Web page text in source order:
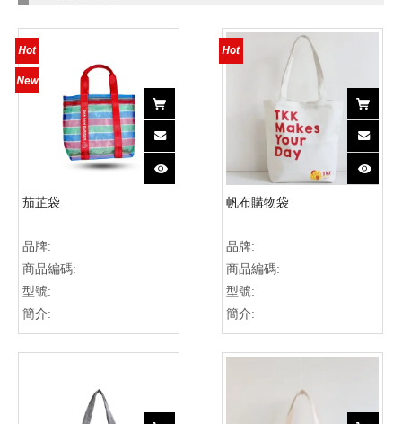
茄芷袋
品牌:
商品編碼:
型號:
簡介:
帆布購物袋
品牌:
商品編碼:
型號:
簡介: